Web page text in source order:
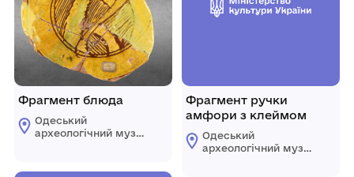
Фрагмент блюда
Одеський
археологічний музей
України
Фрагмент ручки
амфори з клеймом
Одеський
археологічний музей